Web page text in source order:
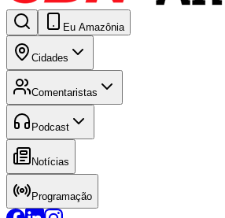
Eu Amazônia
Cidades
Comentaristas
Podcast
Notícias
Programação